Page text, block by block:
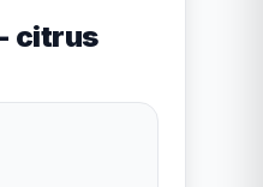
citrus